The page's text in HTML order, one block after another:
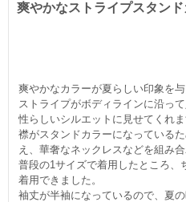
爽やかなストライプスタン
爽やかなカラーが夏らしい印象を与
ストライプがボディラインに沿っ
性らしいシルエットに見せてくれま
襟がスタンドカラーになっている
え、華奢なネックレスなどを組み
普段の1サイズで着用したところ、
着用できました。
袖丈が半袖になっているので、夏